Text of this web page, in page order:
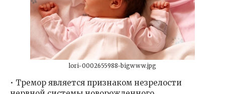
lori-0002655988-bigwww.jpg
• Тремор является признаком незрелости